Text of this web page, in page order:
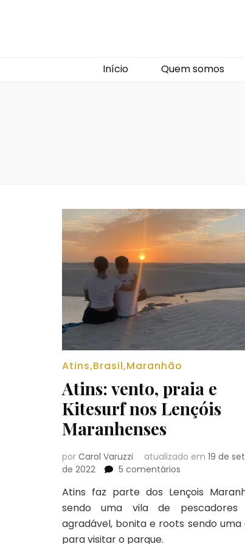
Início Quem somos
Atins,Brasil,Maranhão
Atins: vento, praia e
Kitesurf nos Lençóis
Maranhenses
por Carol Varuzzi atualizado em 19 de
de 2022
5 comentários
vento,
praia
e
Atins faz parte dos Lençois
sendo uma vila de pescadores
agradável, bonita e roots sendo uma
para visitar o parque.